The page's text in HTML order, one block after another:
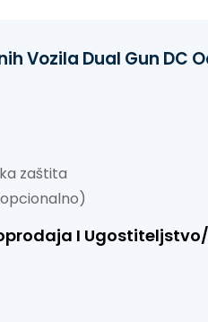
Vozila Dual Gun DC
zaštita
I